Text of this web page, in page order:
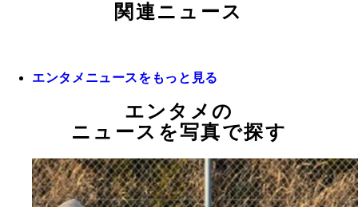
関連ニュース
エンタメニュースをもっと見る
エンタメの
ニュースを写真で探す